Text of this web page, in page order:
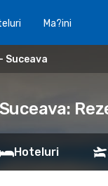
Ma?ini
Suceava
Hoteluri